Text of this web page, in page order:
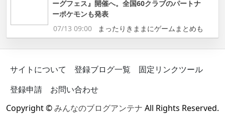
ーグフェス』開催へ。全国60クラブのパートナ
ーポケモンも発表
07/13 09:00
まったりきままにゲームまとめも
サイトについて 登録ブログ一覧
固定リンクツール
登録申請
お問い合わせ
Copyright ©みんなのブログアンテナ All Rights Reserved.